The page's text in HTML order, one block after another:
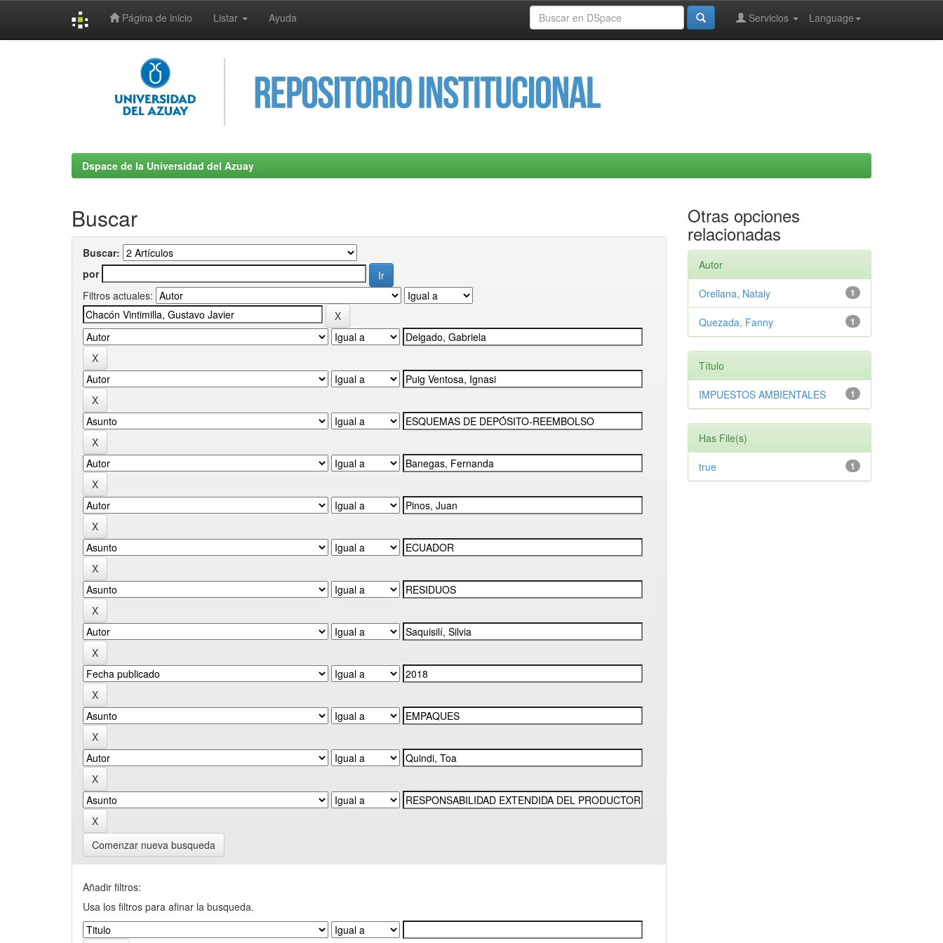
Página de inicio Listar Ayuda Language
Servicios
Dspace de la Universidad del Azuay
Buscar
Buscar:
por
Filtros actuales:
Comenzar nueva busqueda
Añadir filtros:
Usa los filtros para afinar la busqueda.
Otras opciones
relacionadas
Autor
1
Orellana, Nataly
1
Quezada, Fanny
Título
1
IMPUESTOS AMBIENTALES
Has File(s)
1
true